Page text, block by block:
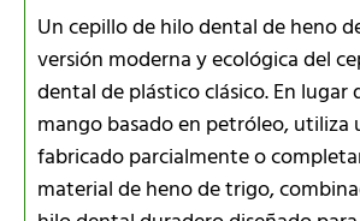
Un cepillo de hilo dental de heno
versión moderna y ecológica del
dental de plástico clásico. En lugar
mango basado en petróleo, utiliza
fabricado parcialmente o
material de heno de trigo,